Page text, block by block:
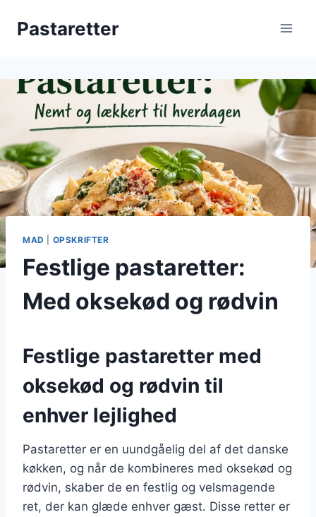
Pastaretter
MAD OPSKRIFTER
Festlige pastaretter:
Med oksekød og rødvin
Festlige pastaretter med
oksekød og rødvin til
enhver lejlighed
Pastaretter er en uundgåelig del af det danske
køkken, og når de kombineres med oksekød og
rødvin, skaber de en festlig og velsmagende
ret, der kan glæde enhver gæst. Disse retter er